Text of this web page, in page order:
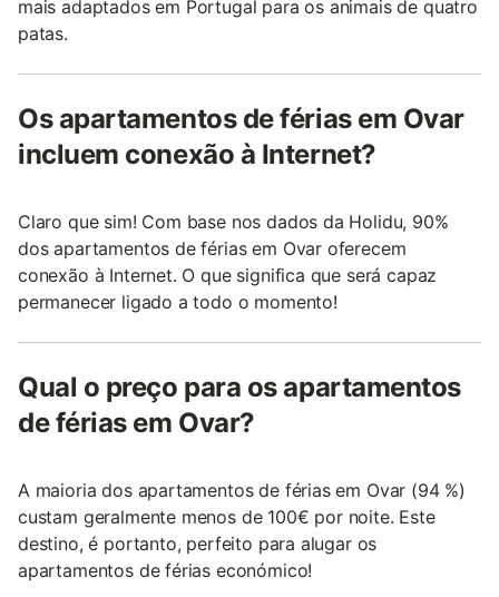
mais adaptados em Portugal para os animais de quatro
patas.
Os apartamentos de férias em Ovar
incluem conexão à Internet?
Claro que sim! Com base nos dados da Holidu, 90%
dos apartamentos de férias em Ovar oferecem
conexão à Internet. O que significa que será capaz
permanecer ligado a todo o momento!
Qual o preço para os apartamentos
de férias em Ovar?
A maioria dos apartamentos de férias em Ovar (94 %)
custam geralmente menos de 100€ por noite. Este
destino, é portanto, perfeito para alugar os
apartamentos de férias económico!